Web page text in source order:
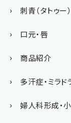
刺青（タトゥー
口元・唇
商品紹介
多汗症・ミラド
婦人科形成・